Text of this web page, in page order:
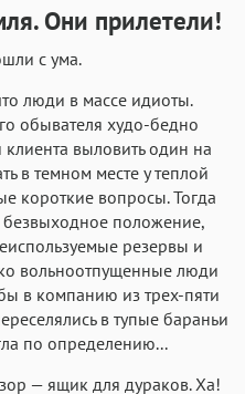
Аа Аа
Аа
Georgia
Аа
Times New Roman
Аа Аа
SF Mono
Они прилетели!
с ума.
люди в массе идиоты.
обывателя худо-бедно
выловить один на
в темном месте у теплой
короткие вопросы. Тогда
положение,
резервы и
вольноотпущенные люди
в компанию из трех-пяти
в тупые бараньи
по определению...
— ящик для дураков. Ха!